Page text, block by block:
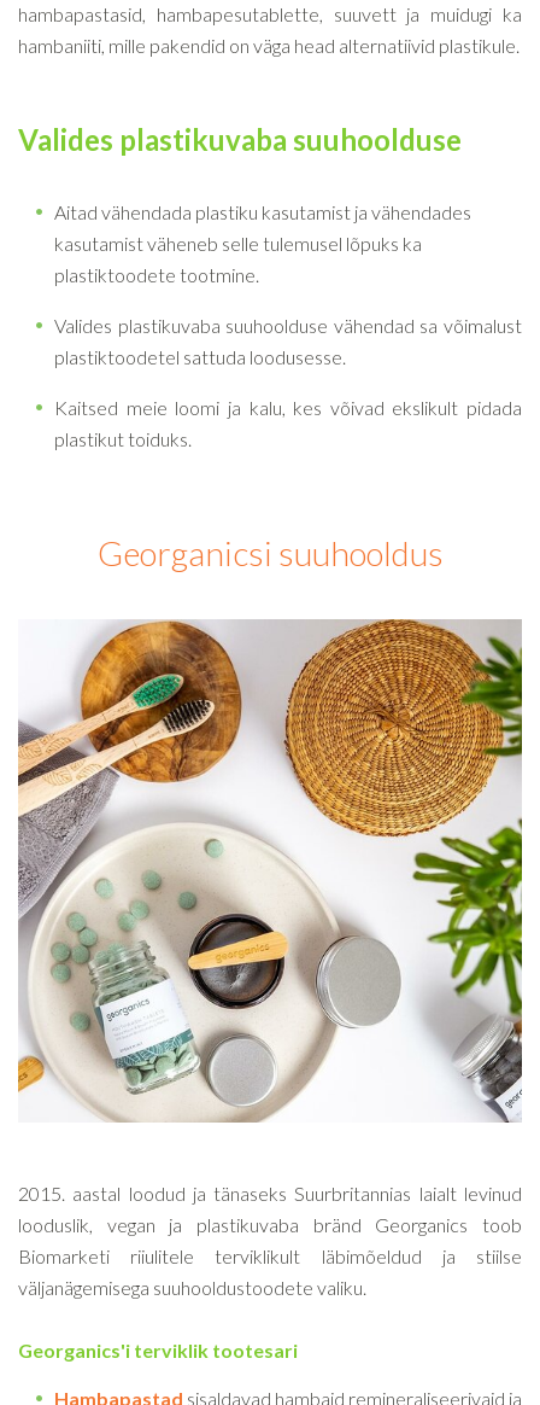
hambapastasid, hambapesutablette, suuvett ja muidugi ka
hambaniiti, mille pakendid on väga head alternatiivid plastikule.
Valides plastikuvaba suuhoolduse
Aitad vähendada plastiku kasutamist ja vähendades
kasutamist väheneb selle tulemusel lõpuks ka
plastiktoodete tootmine.
Valides plastikuvaba suuhoolduse vähendad sa võimalust
plastiktoodetel sattuda loodusesse.
Kaitsed meie loomi ja kalu, kes võivad ekslikult pidada
plastikut toiduks.
Georganicsi suuhooldus
2015. aastal loodud ja tänaseks Suurbritannias laialt levinud
looduslik, vegan ja plastikuvaba bränd Georganics toob
Biomarketi riiulitele terviklikult läbimõeldud ja stiilse
väljanägemisega suuhooldustoodete valiku.
Georganics'i terviklik tootesari
Hambapastad sisaldavad hambaid remineraliseerivaid ja